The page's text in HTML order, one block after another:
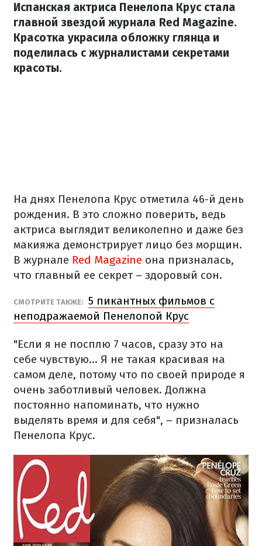
Испанская актриса Пенелопа Крус стала
главной звездой журнала Red Magazine.
Красотка украсила обложку глянца и
поделилась с журналистами секретами
красоты.
На днях Пенелопа Крус отметила 46-й день
рождения. В это сложно поверить, ведь
актриса выглядит великолепно и даже без
макияжа демонстрирует лицо без морщин.
В журнале Red Magazine она призналась,
что главный ее секрет – здоровый сон.
СМОТРИТЕ ТАКЖЕ: 5 пикантных фильмов с
неподражаемой Пенелопой Крус
"Если я не посплю 7 часов, сразу это на
себе чувствую... Я не такая красивая на
самом деле, потому что по своей природе я
очень заботливый человек. Должна
постоянно напоминать, что нужно
выделять время и для себя", – призналась
Пенелопа Крус.